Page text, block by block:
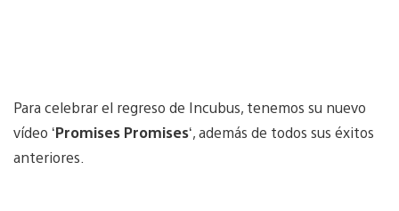
Para celebrar el regreso de Incubus, tenemos su nuevo
vídeo ‘Promises Promises‘, además de todos sus éxitos
anteriores.